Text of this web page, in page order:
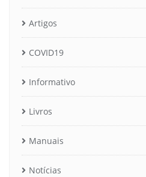
Artigos
COVID19
Informativo
Livros
Manuais
Notícias